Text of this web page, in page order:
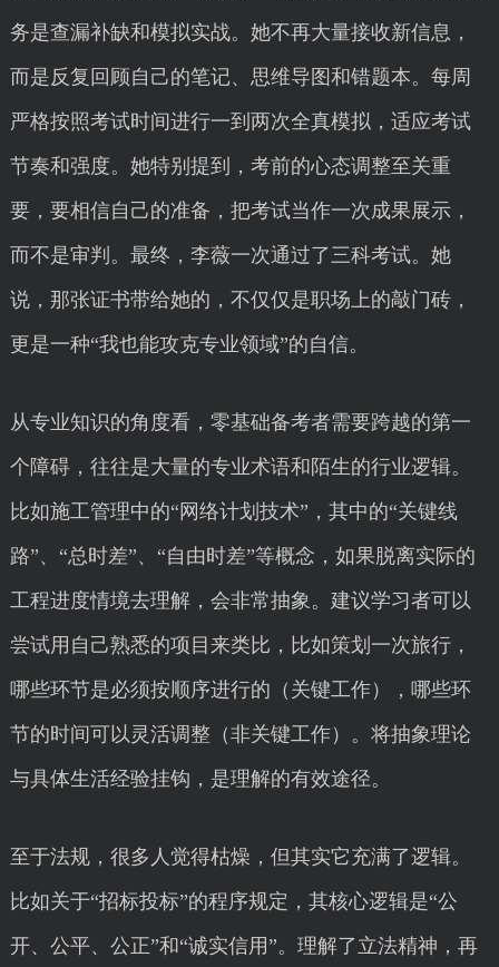
务是查漏补缺和模拟实战。她不再大量接收新信息，
而是反复回顾自己的笔记、思维导图和错题本。每周
严格按照考试时间进行一到两次全真模拟，适应考试
节奏和强度。她特别提到，考前的心态调整至关重
要，要相信自己的准备，把考试当作一次成果展示，
而不是审判。最终，李薇一次通过了三科考试。她
说，那张证书带给她的，不仅仅是职场上的敲门砖，
更是一种“我也能攻克专业领域”的自信。
从专业知识的角度看，零基础备考者需要跨越的第一
个障碍，往往是大量的专业术语和陌生的行业逻辑。
比如施工管理中的“网络计划技术”，其中的“关键线
路”、“总时差”、“自由时差”等概念，如果脱离实际的
工程进度情境去理解，会非常抽象。建议学习者可以
尝试用自己熟悉的项目来类比，比如策划一次旅行，
哪些环节是必须按顺序进行的（关键工作），哪些环
节的时间可以灵活调整（非关键工作）。将抽象理论
与具体生活经验挂钩，是理解的有效途径。
至于法规，很多人觉得枯燥，但其实它充满了逻辑。
比如关于“招标投标”的程序规定，其核心逻辑是“公
开、公平、公正”和“诚实信用”。理解了立法精神，再